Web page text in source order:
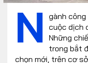
N
gành
cuộc dịch
Những
trong bắt
chọn mới, trên cơ